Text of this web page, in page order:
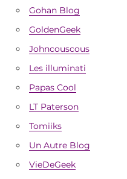
Gohan Blog
GoldenGeek
Johncouscous
Les illuminati
Papas Cool
LT Paterson
Tomiiks
Un Autre Blog
VieDeGeek